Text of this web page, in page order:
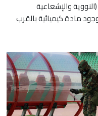
والإشعاعية
مادة كيميائية بالقرب